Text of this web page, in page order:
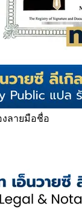
ลายมือชื่อ